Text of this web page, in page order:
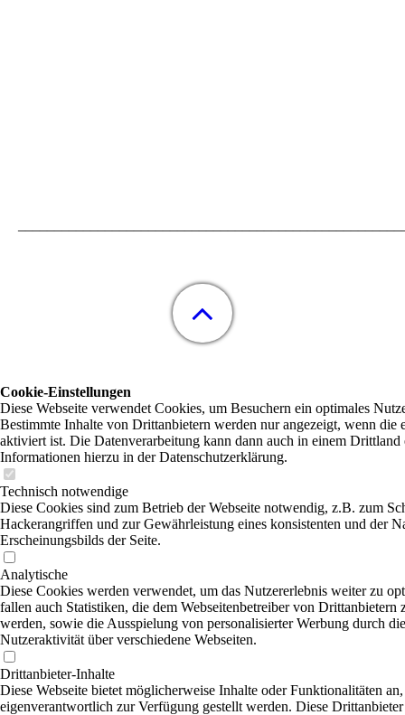
Cookie-Einstellungen
Diese Webseite verwendet Cookies, um Besuchern ein optimales
Bestimmte Inhalte von Drittanbietern werden nur angezeigt, wenn die
aktiviert ist. Die Datenverarbeitung kann dann auch in einem Drittland
Informationen hierzu in der Datenschutzerklärung.
Technisch notwendige
Diese Cookies sind zum Betrieb der Webseite notwendig, z.B. zum
Hackerangriffen und zur Gewährleistung eines konsistenten und der
Erscheinungsbilds der Seite.
Analytische
Diese Cookies werden verwendet, um das Nutzererlebnis weiter zu
fallen auch Statistiken, die dem Webseitenbetreiber von Drittanbietern
werden, sowie die Ausspielung von personalisierter Werbung durch
Nutzeraktivität über verschiedene Webseiten.
Drittanbieter-Inhalte
Diese Webseite bietet möglicherweise Inhalte oder Funktionalitäten
eigenverantwortlich zur Verfügung gestellt werden. Diese